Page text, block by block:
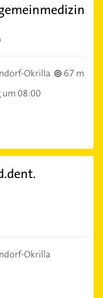
Okrilla
67 m
08:00
Okrilla